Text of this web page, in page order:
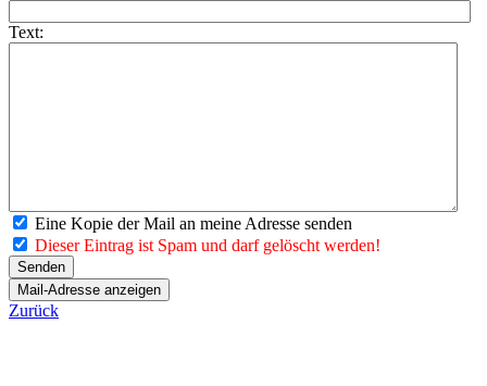
Text:
Eine Kopie der Mail an meine Adresse senden
Dieser Eintrag ist Spam und darf gelöscht werden!
Zurück